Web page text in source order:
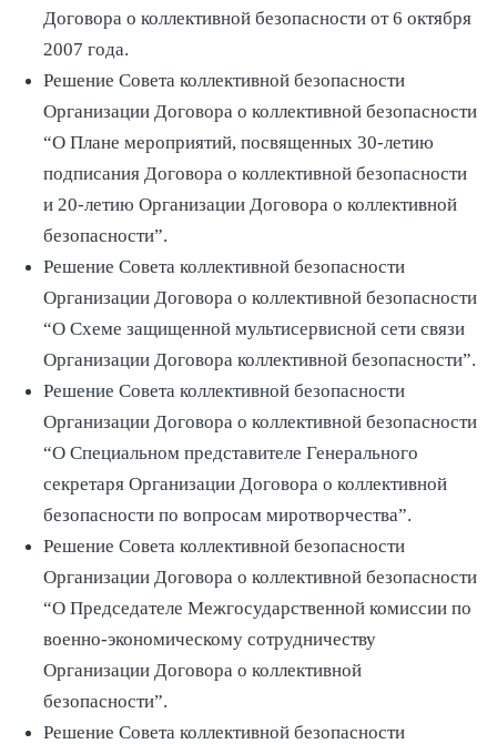
Договора о коллективной безопасности от 6 октября
2007 года.
Решение Совета коллективной безопасности
Организации Договора о коллективной безопасности
“О Плане мероприятий, посвященных 30-летию
подписания Договора о коллективной безопасности
и 20-летию Организации Договора о коллективной
безопасности”.
Решение Совета коллективной безопасности
Организации Договора о коллективной безопасности
“О Схеме защищенной мультисервисной сети связи
Организации Договора коллективной безопасности”.
Решение Совета коллективной безопасности
Организации Договора о коллективной безопасности
“О Специальном представителе Генерального
секретаря Организации Договора о коллективной
безопасности по вопросам миротворчества”.
Решение Совета коллективной безопасности
Организации Договора о коллективной безопасности
“О Председателе Межгосударственной комиссии по
военно-экономическому сотрудничеству
Организации Договора о коллективной
безопасности”.
Решение Совета коллективной безопасности